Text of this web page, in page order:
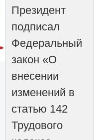
Президент
подписал
Федеральный
закон «О
внесении
изменений в
статью 142
Трудового